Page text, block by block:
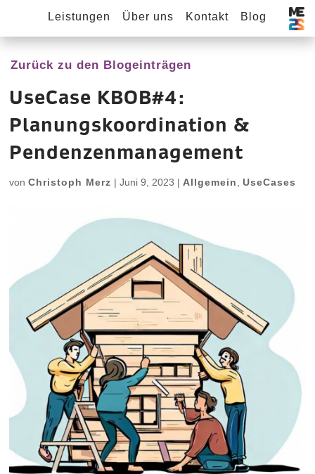
Leistungen Über uns Kontakt Blog
Zurück zu den Blogeinträgen
UseCase KBOB#4:
Planungskoordination &
Pendenzenmanagement
vonChristoph Merz |Juni 9, 2023 | Allgemein ,UseCases